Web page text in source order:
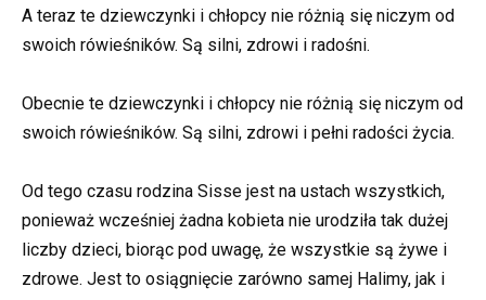
A teraz te dziewczynki i chłopcy nie różnią się niczym od
swoich rówieśników. Są silni, zdrowi i radośni.
Obecnie te dziewczynki i chłopcy nie różnią się niczym od
swoich rówieśników. Są silni, zdrowi i pełni radości życia.
Od tego czasu rodzina Sisse jest na ustach wszystkich,
ponieważ wcześniej żadna kobieta nie urodziła tak dużej
liczby dzieci, biorąc pod uwagę, że wszystkie są żywe i
zdrowe. Jest to osiągnięcie zarówno samej Halimy, jak i